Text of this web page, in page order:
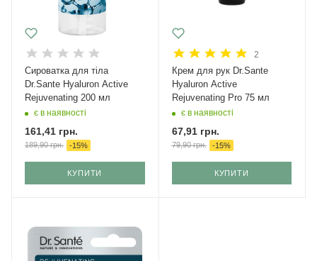
Сироватка для тіла
Dr.Sante Hyaluron Active
Rejuvenating 200 мл
є в наявності
161,41 грн.
189,90грн. -15%
КУПИТИ
2
Крем для рук Dr.Sante
Hyaluron Active
Rejuvenating Pro 75 мл
є в наявності
67,91грн.
79,90грн. -15%
КУПИТИ